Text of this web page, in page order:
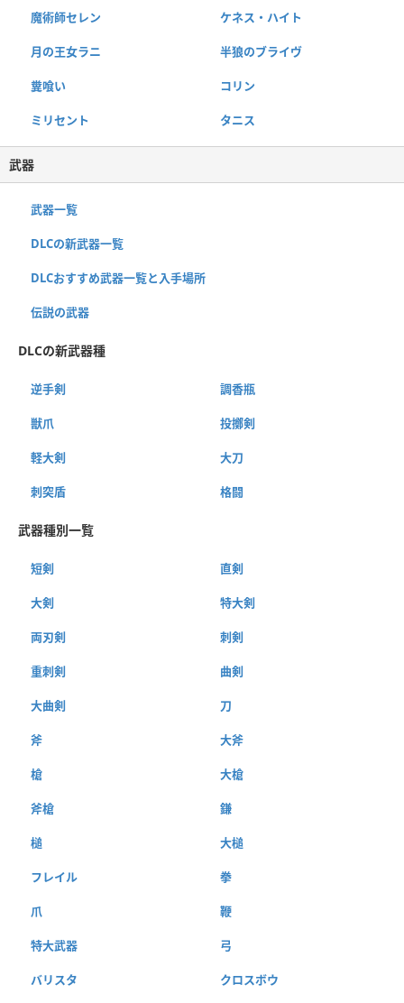
魔術師セレン ケネス・ハイト
月の王女ラニ 半狼のブライヴ
糞喰い コリン
ミリセント タニス
武器
武器一覧
DLCの新武器一覧
DLCおすすめ武器一覧と入手場所
伝説の武器
DLCの新武器種
逆手剣 調香瓶
獣爪 投擲剣
軽大剣 大刀
刺突盾 格闘
武器種別一覧
短剣 直剣
大剣 特大剣
両刃剣 刺剣
重刺剣 曲剣
大曲剣 刀
斧 大斧
槍 大槍
斧槍 鎌
槌 大槌
フレイル 拳
爪 鞭
特大武器 弓
バリスタ クロスボウ